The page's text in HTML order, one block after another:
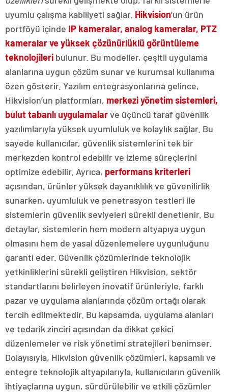
uyumlu çalışma kabiliyeti sağlar. Hikvision'un ürün
portföyü içinde IP kameralar, analog kameralar, PTZ
kameralar ve yüksek çözünürlüklü görüntüleme
teknolojileri bulunur. Bu modeller, çeşitli uygulama
alanlarına uygun çözüm sunar ve kurumsal kullanıma
özen gösterir. Yazılım entegrasyonlarına gelince,
Hikvision’un platformları, merkezi yönetim sistemleri,
bulut tabanlı uygulamalarve üçüncü taraf güvenlik
yazılımlarıyla yüksek uyumluluk ve kolaylık sağlar. Bu
sayede kullanıcılar, güvenlik sistemlerini tek bir
merkezden kontrol edebilir ve izleme süreçlerini
optimize edebilir. Ayrıca, performans kriterleri
açısından, ürünler yüksek dayanıklılık ve güvenilirlik
sunarken, uyumluluk ve penetrasyon testleri ile
sistemlerin güvenlik seviyeleri sürekli denetlenir. Bu
detaylar, sistemlerin hem modern altyapıya uygun
olmasını hem de yasal düzenlemelere uygunluğunu
garanti eder. Güvenlik çözümlerinde teknolojik
yetkinliklerini sürekli geliştiren Hikvision, sektör
standartlarını belirleyen inovatif ürünleriyle, farklı
pazar ve uygulama alanlarında çözüm ortağı olarak
tercih edilmektedir. Bu kapsamda, uygulama alanları
ve tedarik zinciri açısından da dikkat çekici
düzenlemeler ve risk yönetimi stratejileri benimser.
Dolayısıyla, Hikvision güvenlik çözümleri, kapsamlı ve
entegre teknolojik altyapılarıyla, kullanıcıların güvenlik
ihtiyaçlarına uygun, sürdürülebilir ve etkili çözümler